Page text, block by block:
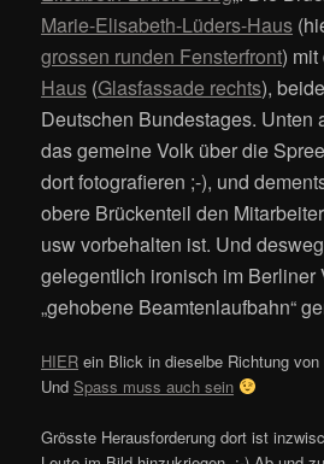
Marie-Elisabeth-Lüders-Haus
grossen runden Fensterfront) mit
Haus (Glasfassade rechts),
Deutschen Bundestages. Unten
das gemeine Volk über die
dort fotografieren ;-), und
obere Brückenteil den
usw vorbehalten ist. Und
gelegentlich ironisch im Berliner
„gehobene Beamtenlaufbahn“
HIER ein Blick in dieselbe Richtung
UndSpass muss auch sein
Grösste Herausforderung dort ist